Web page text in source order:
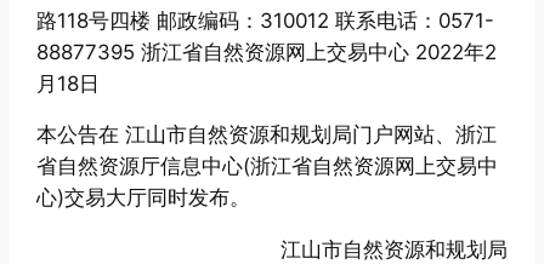
路118号四楼 邮政编码：310012 联系电话：0571-
88877395 浙江省自然资源网上交易中心 2022年2
月18日
本公告在 江山市自然资源和规划局门户网站、浙江
省自然资源厅信息中心(浙江省自然资源网上交易中
心)交易大厅同时发布。
江山市自然资源和规划局